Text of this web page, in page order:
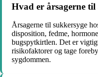
Hvad er årsagerne til
Årsagerne til sukkersyge
disposition, fedme,
bugspytkirtlen. Det er
risikofaktorer og tage
sygdommen.